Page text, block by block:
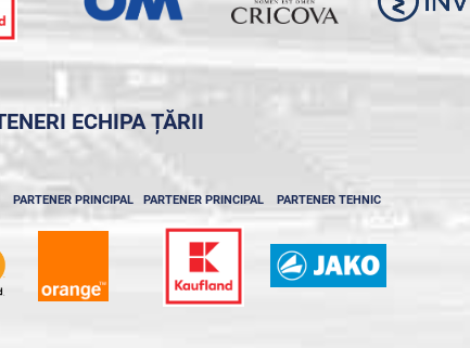
ECHIPA ȚĂRII
PARTENER PRINCIPAL PARTENER PRINCIPAL PARTENER TEHNIC